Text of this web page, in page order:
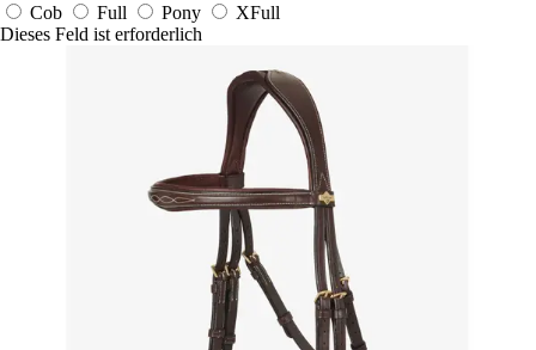
Cob
Full Pony
XFull
Dieses Feld ist erforderlich